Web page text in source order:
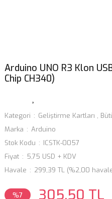
Arduino UNO R3 Klon
Chip CH340)
Kategori Geliştirme Kartları ,
Marka
Arduino
Stok Kodu
ICSTK-0057
Fiyat
5,75 USD + KDV
Havale
299,39 TL (%2,00
%7 305,50 TL